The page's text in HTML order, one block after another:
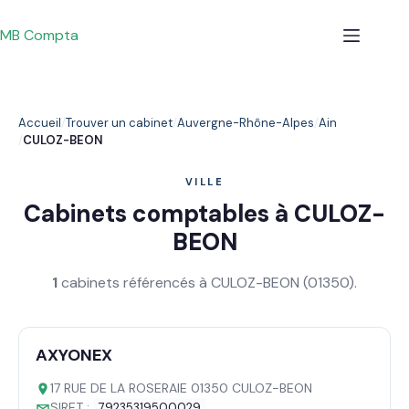
au
contenu
MB Compta
Accueil Trouver un cabinet Auvergne-Rhône-Alpes Ain
CULOZ-BEON
VILLE
Cabinets comptables à CULOZ-
BEON
1cabinets référencés à CULOZ-BEON (01350).
AXYONEX
17 RUE DE LA ROSERAIE 01350 CULOZ-BEON